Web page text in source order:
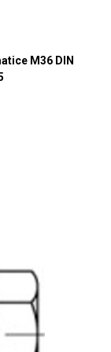
M36 DIN